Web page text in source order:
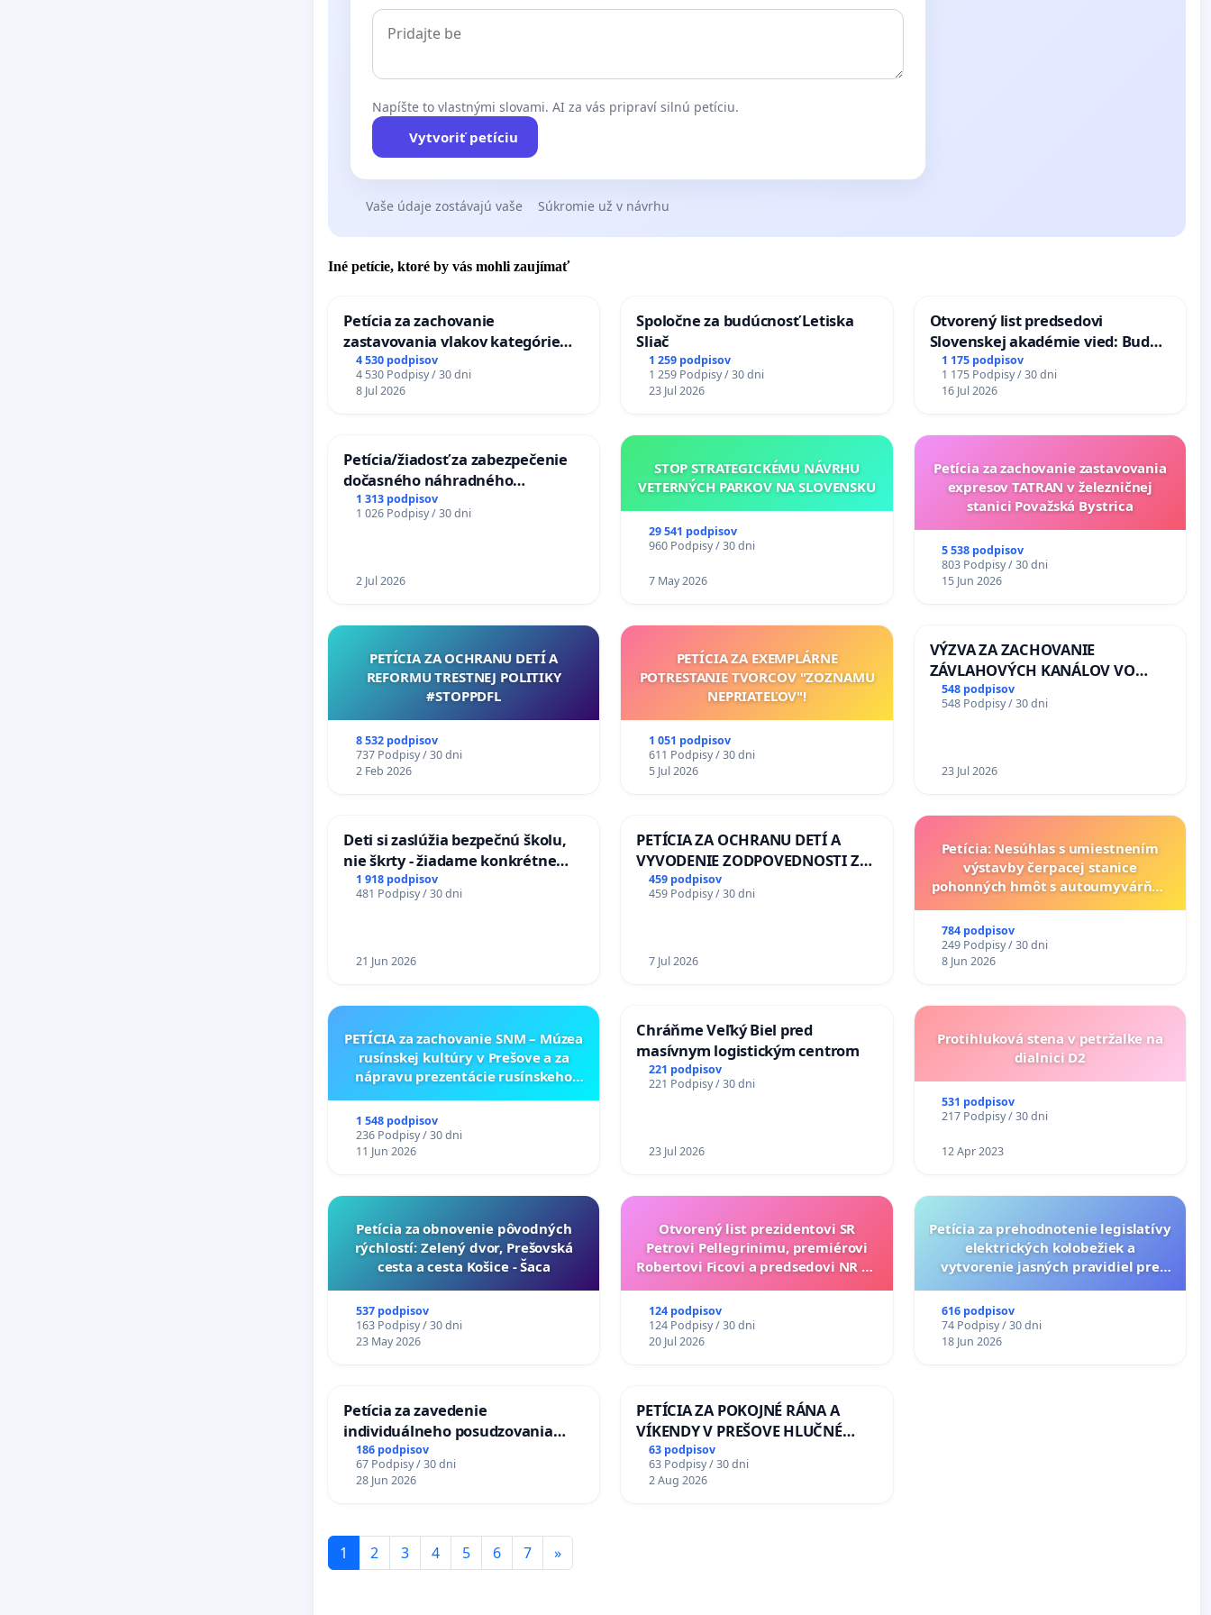
Napíšte to vlastnými slovami. AI za vás pripraví silnú petíciu.
Vytvoriť petíciu
Vaše údaje zostávajú vaše Súkromie už v návrhu
Iné petície, ktoré by vás mohli zaujímať
Petícia za zachovanie
zastavovania vlakov kategórie
Expres (Ex) TATRAN v železničnej
stanici Púchov
4 530 podpisov
4 530 Podpisy / 30 dni
8 Jul 2026
Spoločne za budúcnosť Letiska
Sliač
1 259 podpisov
1 259 Podpisy / 30 dni
23 Jul 2026
Otvorený list predsedovi
Slovenskej akadémie vied: Bude
mať Vízia Slovenska 2040 mravnú
chrbticu?
1 175 podpisov
1 175 Podpisy / 30 dni
16 Jul 2026
Petícia/žiadosť za zabezpečenie
dočasného náhradného
premostenia Váhu počas úplnej
uzávery Vážskeho mosta v
1 313 podpisov
1 026 Podpisy / 30 dni
2 Jul 2026
STOP STRATEGICKÉMU NÁVRHU
VETERNÝCH PARKOV NA SLOVENSKU
29 541 podpisov
960 Podpisy / 30 dni
7 May 2026
Petícia za zachovanie zastavovania
expresov TATRAN v železničnej
stanici Považská Bystrica
5 538 podpisov
803 Podpisy / 30 dni
15 Jun 2026
PETÍCIA ZA OCHRANU DETÍ A
REFORMU TRESTNEJ POLITIKY
#STOPPDFL
8 532 podpisov
737 Podpisy / 30 dni
2 Feb 2026
PETÍCIA ZA EXEMPLÁRNE
POTRESTANIE TVORCOV "ZOZNAMU
NEPRIATEĽOV"!
1 051 podpisov
611 Podpisy / 30 dni
5 Jul 2026
VÝZVA ZA ZACHOVANIE
ZÁVLAHOVÝCH KANÁLOV VO
VÝLUČNOM VLASTNÍCTVE A POD
KONTROLOU SLOVENSKEJ
a odvodňovacích kanálov na
548 podpisov
548 Podpisy / 30 dni
23 Jul 2026
Deti si zaslúžia bezpečnú školu,
nie škrty - žiadame konkrétne
opatrenia na zlepšenie situácie v
školstve
1 918 podpisov
481 Podpisy / 30 dni
21 Jun 2026
PETÍCIA ZA OCHRANU DETÍ A
VYVODENIE ZODPOVEDNOSTI ZA
DLHOROČNÚ NEČINNOSŤ A
ZLYHANIE ŠTÁTU
459 podpisov
459 Podpisy / 30 dni
7 Jul 2026
Petícia: Nesúhlas s umiestnením
výstavby čerpacej stanice
pohonných hmôt s autoumyvárňou
Grob - Čierna Voda
784 podpisov
249 Podpisy / 30 dni
8 Jun 2026
PETÍCIA za zachovanie SNM – Múzea
rusínskej kultúry v Prešove a za
nápravu prezentácie rusínskeho
Múzeu ukrajinskej kultúry vo
Svidníku
1 548 podpisov
236 Podpisy / 30 dni
11 Jun 2026
Chráňme Veľký Biel pred
masívnym logistickým centrom
221 podpisov
221 Podpisy / 30 dni
23 Jul 2026
Protihluková stena v petržalke na
dialnici D2
531 podpisov
217 Podpisy / 30 dni
12 Apr 2023
​Petícia za obnovenie pôvodných
rýchlostí: Zelený dvor, Prešovská
cesta a cesta Košice - Šaca
537 podpisov
163 Podpisy / 30 dni
23 May 2026
Otvorený list prezidentovi SR
Petrovi Pellegrinimu, premiérovi
Robertovi Ficovi a predsedovi NR SR
124 podpisov
124 Podpisy / 30 dni
20 Jul 2026
Petícia za prehodnotenie legislatívy
elektrických kolobežiek a
vytvorenie jasných pravidiel pre
616 podpisov
74 Podpisy / 30 dni
18 Jun 2026
Petícia za zavedenie
individuálneho posudzovania
zdravotnej spôsobilosti osôb s
diabetom 1. a 2. typu pri prijímaní
do Policajného zboru SR
186 podpisov
67 Podpisy / 30 dni
28 Jun 2026
PETÍCIA ZA POKOJNÉ RÁNA A
VÍKENDY V PREŠOVE HLUČNÉ
STAVEBNÉ PRÁCE V SOBOTU LEN
OD 9.00 DO 13.00 HOD., CEZ
PRACOVNÝ TÝŽDEŇ CIEĽ 8.00 –
63 podpisov
63 Podpisy / 30 dni
2 Aug 2026
1 2 3 4 5 6 7 »